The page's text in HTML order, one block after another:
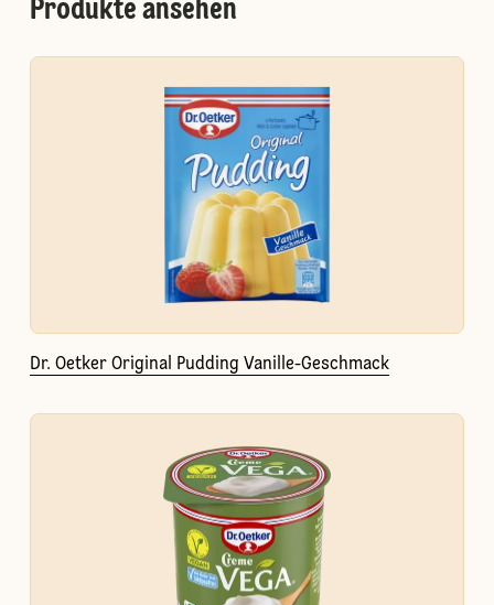
Produkte ansehen
Dr. Oetker Original Pudding Vanille-Geschmack